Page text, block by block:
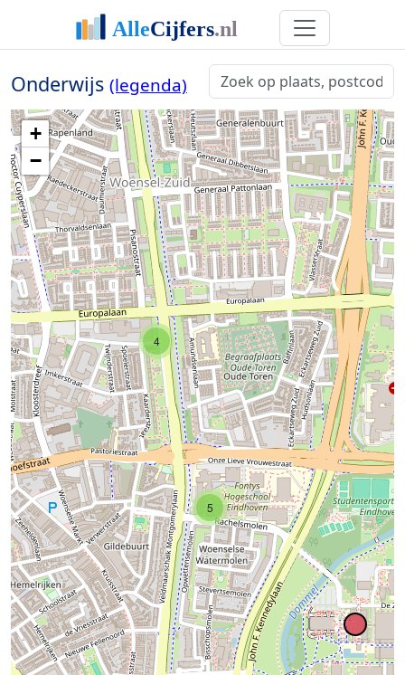
Onderwijs (legenda)
5
4
+
−